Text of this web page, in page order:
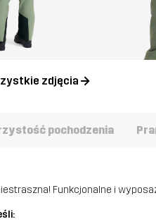
zdjęcia
pochodzenia
Funkcjonalne i